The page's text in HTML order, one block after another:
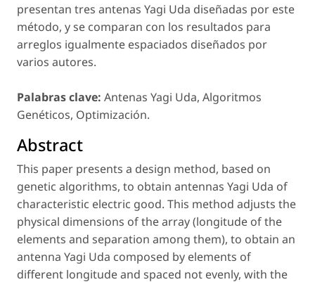
presentan tres antenas Yagi Uda diseñadas por este
método, y se comparan con los resultados para
arreglos igualmente espaciados diseñados por
varios autores.
Palabras clave: Antenas Yagi Uda, Algoritmos
Genéticos, Optimización.
Abstract
This paper presents a design method, based on
genetic algorithms, to obtain antennas Yagi Uda of
characteristic electric good. This method adjusts the
physical dimensions of the array (longitude of the
elements and separation among them), to obtain an
antenna Yagi Uda composed by elements of
different longitude and spaced not evenly, with the